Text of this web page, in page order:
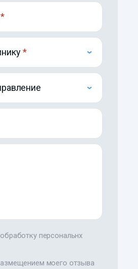
*
персональнх
моего отзыва